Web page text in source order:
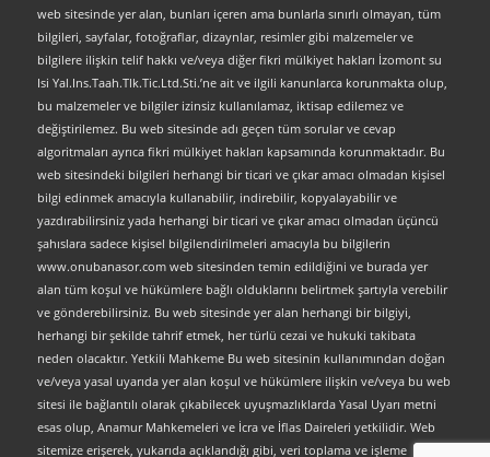
web sitesinde yer alan, bunları içeren ama bunlarla sınırlı olmayan, tüm
bilgileri, sayfalar, fotoğraflar, dizaynlar, resimler gibi malzemeler ve
bilgilere ilişkin telif hakkı ve/veya diğer fikri mülkiyet hakları İzomont su
Isi Yal.Ins.Taah.Tlk.Tic.Ltd.Sti.’ne ait ve ilgili kanunlarca korunmakta olup,
bu malzemeler ve bilgiler izinsiz kullanılamaz, iktisap edilemez ve
değiştirilemez. Bu web sitesinde adı geçen tüm sorular ve cevap
algoritmaları ayrıca fikri mülkiyet hakları kapsamında korunmaktadır. Bu
web sitesindeki bilgileri herhangi bir ticari ve çıkar amacı olmadan kişisel
bilgi edinmek amacıyla kullanabilir, indirebilir, kopyalayabilir ve
yazdırabilirsiniz yada herhangi bir ticari ve çıkar amacı olmadan üçüncü
şahıslara sadece kişisel bilgilendirilmeleri amacıyla bu bilgilerin
www.onubanasor.com web sitesinden temin edildiğini ve burada yer
alan tüm koşul ve hükümlere bağlı olduklarını belirtmek şartıyla verebilir
ve gönderebilirsiniz. Bu web sitesinde yer alan herhangi bir bilgiyi,
herhangi bir şekilde tahrif etmek, her türlü cezai ve hukuki takibata
neden olacaktır. Yetkili Mahkeme Bu web sitesinin kullanımından doğan
ve/veya yasal uyarıda yer alan koşul ve hükümlere ilişkin ve/veya bu web
sitesi ile bağlantılı olarak çıkabilecek uyuşmazlıklarda Yasal Uyarı metni
esas olup, Anamur Mahkemeleri ve İcra ve İflas Daireleri yetkilidir. Web
sitemize erişerek, yukarıda açıklandığı gibi, veri toplama ve işleme